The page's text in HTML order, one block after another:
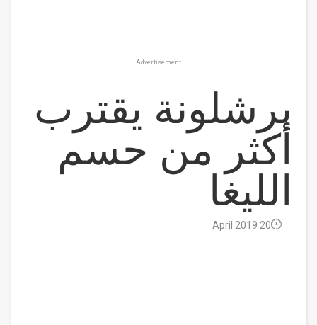
Advertisement
برشلونة يقترب
أكثر من حسم
الليغا
20 April 2019